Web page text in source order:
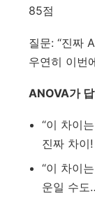
85점
질문: “진짜
우연히 이번
ANOVA가
“이 차이
진짜 차이!
“이 차이
운일 수도